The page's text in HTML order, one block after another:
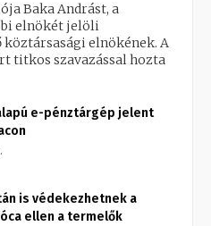
Baka Andrást, a
elnökét jelöli
elnökének. A
titkos szavazással hozta
e-pénztárgép jelent
is védekezhetnek a
ellen a termelők